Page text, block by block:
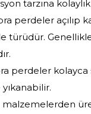
tarzına
perdeler açılıp
türüdür.
perdeler
malzemelerden